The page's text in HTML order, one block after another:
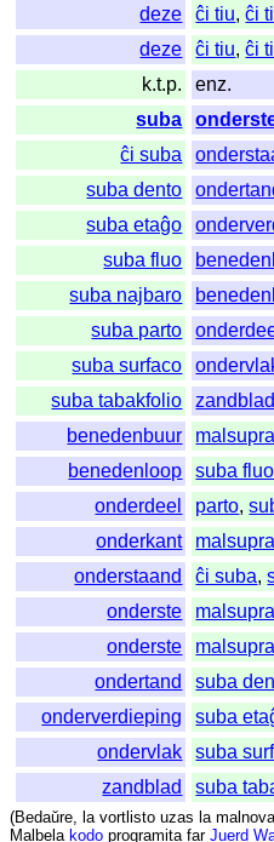
deze
ĉi tiu,ĉi
deze
ĉi tiu,ĉi
k.t.p.
enz.
suba
ĉi suba
suba dento
suba etaĝo
suba fluo
suba najbaro
suba parto
suba surfaco
suba tabakfolio
zandblad
benedenbuur
benedenloop
suba fluo
onderdeel
parto,
onderkant
onderstaand
ĉi suba,
onderste
malsupra
onderste
malsupra
ondertand
suba
onderverdieping
suba
ondervlak
suba
zandblad
suba
(Bedaŭre, la vortlisto uzas la
Malbela kodo programita far Juerd